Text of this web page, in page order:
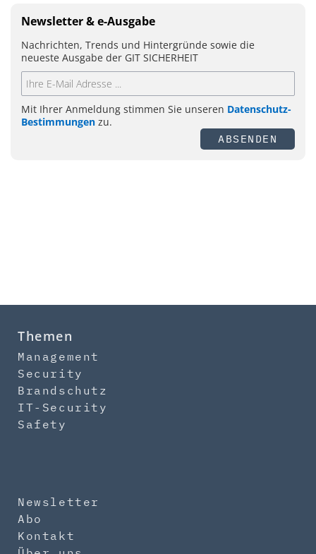
Newsletter & e-Ausgabe
Nachrichten, Trends und Hintergründe sowie die
neueste Ausgabe der GIT SICHERHEIT
Mit Ihrer Anmeldung stimmen Sie unseren Datenschutz-
Bestimmungen zu.
ABSENDEN
Themen
Management
Security
Brandschutz
IT-Security
Safety
Newsletter
Abo
Kontakt